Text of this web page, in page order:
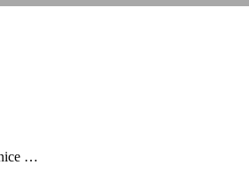
nice …